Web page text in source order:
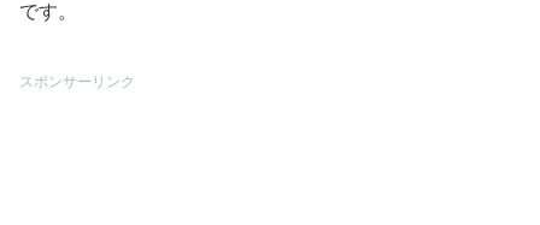
です。
スポンサーリンク